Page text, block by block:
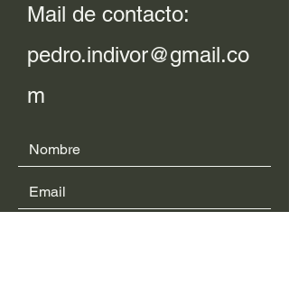
Mail de contacto:
pedro.indivor@gmail.co
m